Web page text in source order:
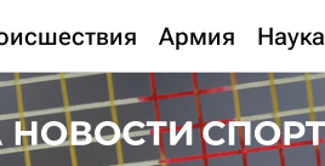
Армия Наука